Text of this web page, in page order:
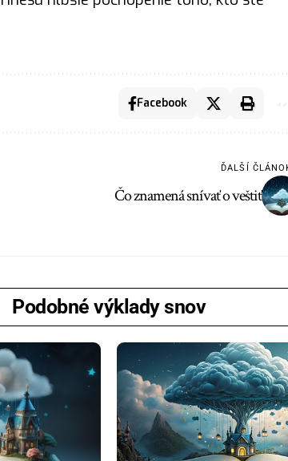
Facebook
ĎALŠÍ
Čo znamená snívať o veštiť
Podobné výklady snov